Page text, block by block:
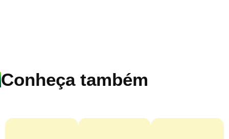
Conheça também